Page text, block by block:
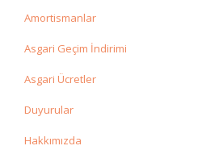
Amortismanlar
Asgari Geçim İndirimi
Asgari Ücretler
Duyurular
Hakkımızda